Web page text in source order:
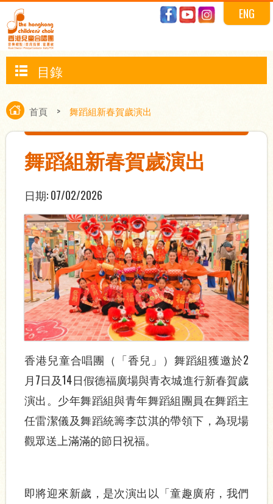
ENG
目錄
首頁 > 舞蹈組新春賀歲演出
舞蹈組新春賀歲演出
日期:07/02/2026
香港兒童合唱團（「香兒」）舞蹈組獲邀於2
月7日及14日假德福廣場與青衣城進行新春賀歲
演出。少年舞蹈組與青年舞蹈組團員在舞蹈主
任雷潔儀及舞蹈統籌李苡淇的帶領下，為現場
觀眾送上滿滿的節日祝福。
即將迎來新歲，是次演出以「童趣廣府，我們